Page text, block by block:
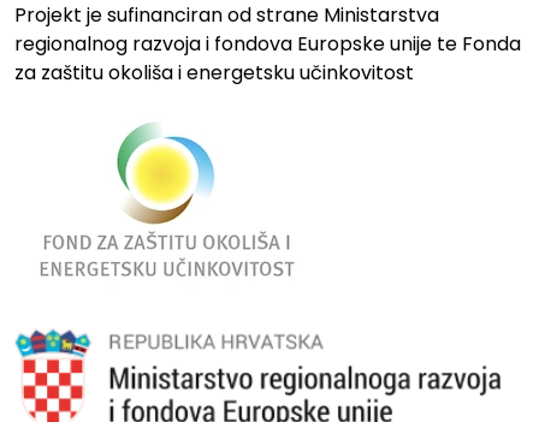
Projekt je sufinanciran od strane Ministarstva
regionalnog razvoja i fondova Europske unije te Fonda
za zaštitu okoliša i energetsku učinkovitost